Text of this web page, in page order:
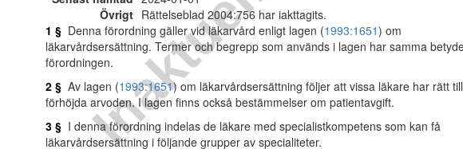
Övrigt Rättelseblad 2004:756 har iakttagits.
1 § Denna förordning gäller vid läkarvård enligt lagen (1993:1651) om
läkarvårdsersättning. Termer och begrepp som används i lagen har samma
förordningen.
2 § Av lagen (1993:1651) om läkarvårdsersättning följer att vissa läkare har rätt till
förhöjda arvoden. I lagen finns också bestämmelser om patientavgift.
3 § I denna förordning indelas de läkare med specialistkompetens som kan få
läkarvårdsersättning i följande grupper av specialiteter.